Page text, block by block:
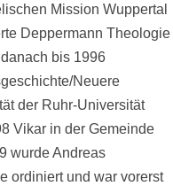
Mission Wuppertal
Deppermann Theologie
bis 1996
Neuere
der Ruhr-Universität
Vikar in der Gemeinde
wurde Andreas
ordiniert und war vorerst